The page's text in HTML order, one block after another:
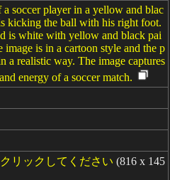
a soccer player in a yellow and blac
kicking the ball with his right foot.
is white with yellow and black pai
image is in a cartoon style and the p
a realistic way. The image captures
energy of a soccer match.
リックしてください (816 x 145